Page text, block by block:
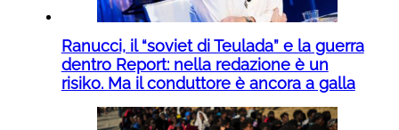
Ranucci, il “soviet di Teulada” e la guerra
dentro Report: nella redazione è un
risiko. Ma il conduttore è ancora a galla